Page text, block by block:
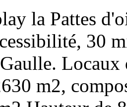
la Pattes
30
m2,